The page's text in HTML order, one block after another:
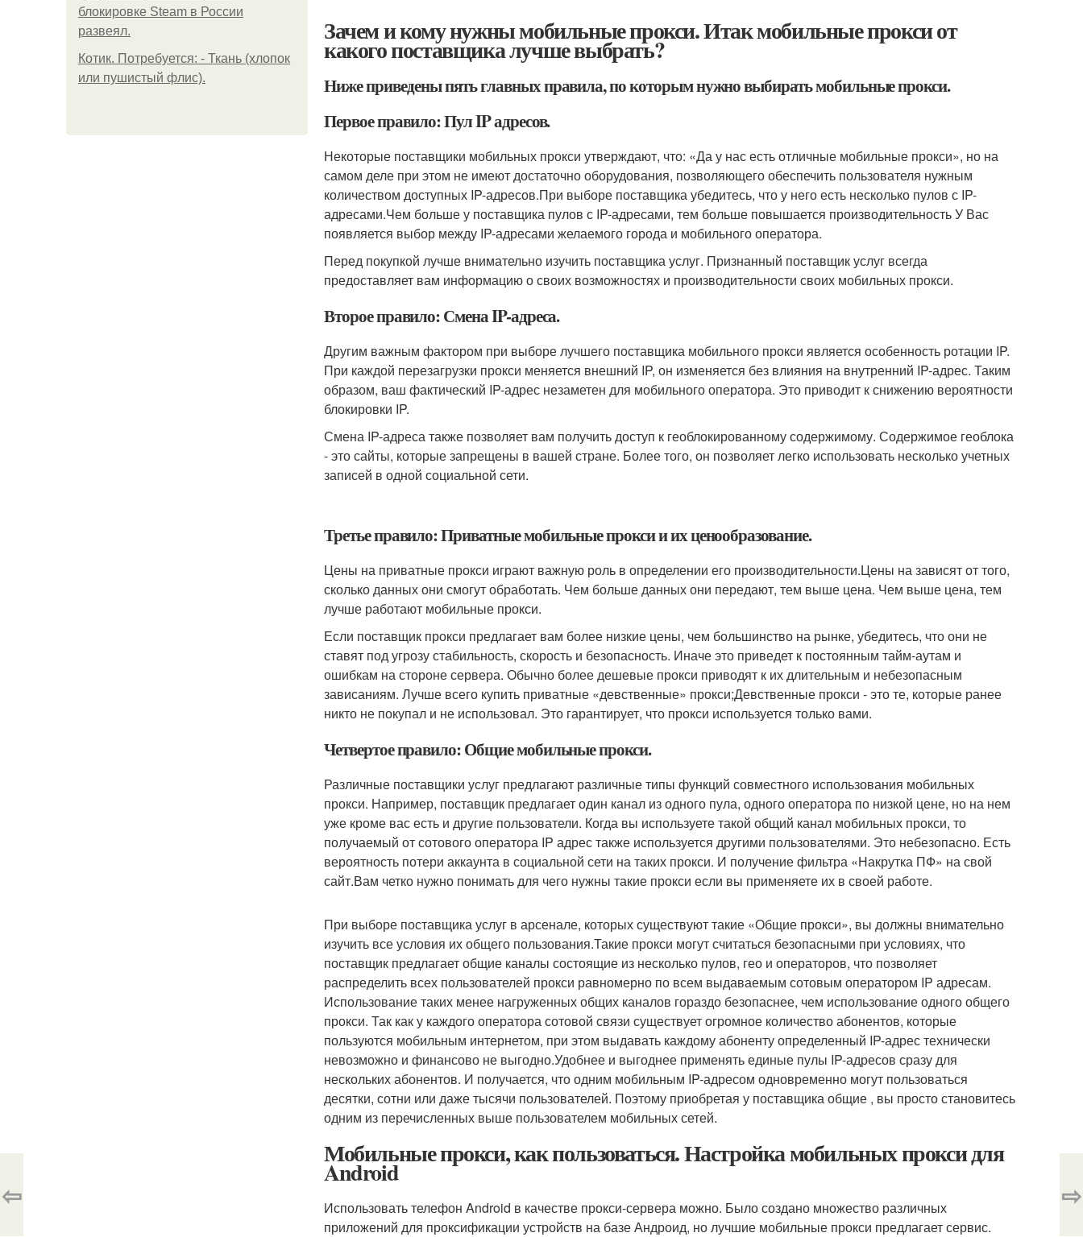
блокировке Steam в России
развеял.
Котик. Потребуется: - Ткань (хлопок
или пушистый флис).
Зачем и кому нужны мобильные прокси. Итак мобильные прокси от
какого поставщика лучше выбрать?
Ниже приведены пять главных правила, по которым нужно выбирать мобильные прокси.
Первое правило: Пул IP адресов.
Некоторые поставщики мобильных прокси утверждают, что: «Да у нас есть отличные мобильные прокси», но на
самом деле при этом не имеют достаточно оборудования, позволяющего обеспечить пользователя нужным
количеством доступных IP-адресов.При выборе поставщика убедитесь, что у него есть несколько пулов с IP-
адресами.Чем больше у поставщика пулов с IP-адресами, тем больше повышается производительность У Вас
появляется выбор между IP-адресами желаемого города и мобильного оператора.
Перед покупкой лучше внимательно изучить поставщика услуг. Признанный поставщик услуг всегда
предоставляет вам информацию о своих возможностях и производительности своих мобильных прокси.
Второе правило: Смена IP-адреса.
Другим важным фактором при выборе лучшего поставщика мобильного прокси является особенность ротации IP.
При каждой перезагрузки прокси меняется внешний IP, он изменяется без влияния на внутренний IP-адрес. Таким
образом, ваш фактический IP-адрес незаметен для мобильного оператора. Это приводит к снижению вероятности
блокировки IP.
Смена IP-адреса также позволяет вам получить доступ к геоблокированному содержимому. Содержимое геоблока
- это сайты, которые запрещены в вашей стране. Более того, он позволяет легко использовать несколько учетных
записей в одной социальной сети.
Третье правило: Приватные мобильные прокси и их ценообразование.
Цены на приватные прокси играют важную роль в определении его производительности.Цены на зависят от того,
сколько данных они смогут обработать. Чем больше данных они передают, тем выше цена. Чем выше цена, тем
лучше работают мобильные прокси.
Если поставщик прокси предлагает вам более низкие цены, чем большинство на рынке, убедитесь, что они не
ставят под угрозу стабильность, скорость и безопасность. Иначе это приведет к постоянным тайм-аутам и
ошибкам на стороне сервера. Обычно более дешевые прокси приводят к их длительным и небезопасным
зависаниям. Лучше всего купить приватные «девственные» прокси;Девственные прокси - это те, которые ранее
никто не покупал и не использовал. Это гарантирует, что прокси используется только вами.
Четвертое правило: Общие мобильные прокси.
Различные поставщики услуг предлагают различные типы функций совместного использования мобильных
прокси. Например, поставщик предлагает один канал из одного пула, одного оператора по низкой цене, но на нем
уже кроме вас есть и другие пользователи. Когда вы используете такой общий канал мобильных прокси, то
получаемый от сотового оператора IP адрес также используется другими пользователями. Это небезопасно. Есть
вероятность потери аккаунта в социальной сети на таких прокси. И получение фильтра «Накрутка ПФ» на свой
сайт.Вам четко нужно понимать для чего нужны такие прокси если вы применяете их в своей работе.
При выборе поставщика услуг в арсенале, которых существуют такие «Общие прокси», вы должны внимательно
изучить все условия их общего пользования.Такие прокси могут считаться безопасными при условиях, что
поставщик предлагает общие каналы состоящие из несколько пулов, гео и операторов, что позволяет
распределить всех пользователей прокси равномерно по всем выдаваемым сотовым оператором IP адресам.
Использование таких менее нагруженных общих каналов гораздо безопаснее, чем использование одного общего
прокси. Так как у каждого оператора сотовой связи существует огромное количество абонентов, которые
пользуются мобильным интернетом, при этом выдавать каждому абоненту определенный IP-адрес технически
невозможно и финансово не выгодно.Удобнее и выгоднее применять единые пулы IP-адресов сразу для
нескольких абонентов. И получается, что одним мобильным IP-адресом одновременно могут пользоваться
десятки, сотни или даже тысячи пользователей. Поэтому приобретая у поставщика общие , вы просто становитесь
одним из перечисленных выше пользователем мобильных сетей.
Мобильные прокси, как пользоваться. Настройка мобильных прокси для
Android
Использовать телефон Android в качестве прокси-сервера можно. Было создано множество различных
приложений для проксификации устройств на базе Андроид, но лучшие мобильные прокси предлагает сервис.
⇦ ⇨